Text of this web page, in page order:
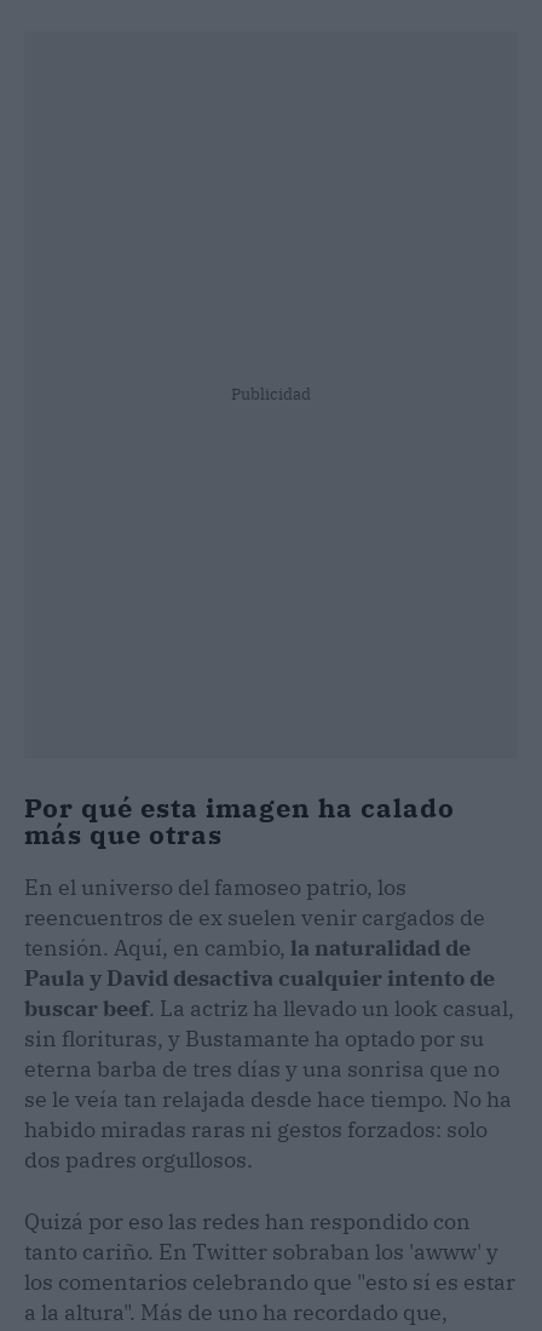
Publicidad
Por qué esta imagen ha calado
más que otras
En el universo del famoseo patrio, los
reencuentros de ex suelen venir cargados de
tensión. Aquí, en cambio, la naturalidad de
Paula y David desactiva cualquier intento de
buscar beef. La actriz ha llevado un look casual,
sin florituras, y Bustamante ha optado por su
eterna barba de tres días y una sonrisa que no
se le veía tan relajada desde hace tiempo. No ha
habido miradas raras ni gestos forzados: solo
dos padres orgullosos.
Quizá por eso las redes han respondido con
tanto cariño. En Twitter sobraban los 'awww' y
los comentarios celebrando que "esto sí es estar
a la altura". Más de uno ha recordado que,